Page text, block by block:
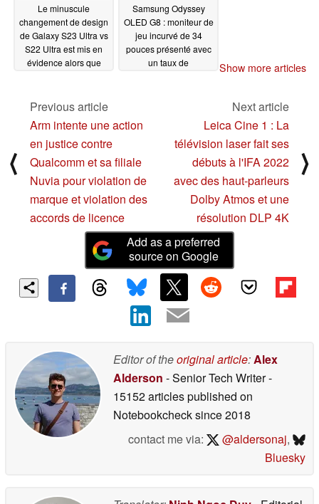
Le minuscule
changement de design
de Galaxy S23 Ultra vs
S22 Ultra est mis en
évidence alors que
innover09/02/2022
Samsung Odyssey
OLED G8 : moniteur de
jeu incurvé de 34
pouces présenté avec
un taux de
Show more articles
⟨
Previous article
Arm intente une action
en justice contre
Qualcomm et sa filiale
Nuvia pour violation de
marque et violation des
accords de licence
Next article
Leica Cine 1 : La
télévision laser fait ses
débuts à l'IFA 2022
avec des haut-parleurs
Dolby Atmos et une
résolution DLP 4K
⟩
Add as a preferred
source on Google
Editor of theoriginal article:Alex
Alderson - Senior Tech Writer-
15152 articles published on
Notebookchecksince 2018
contact me via:
@aldersonaj,
Bluesky